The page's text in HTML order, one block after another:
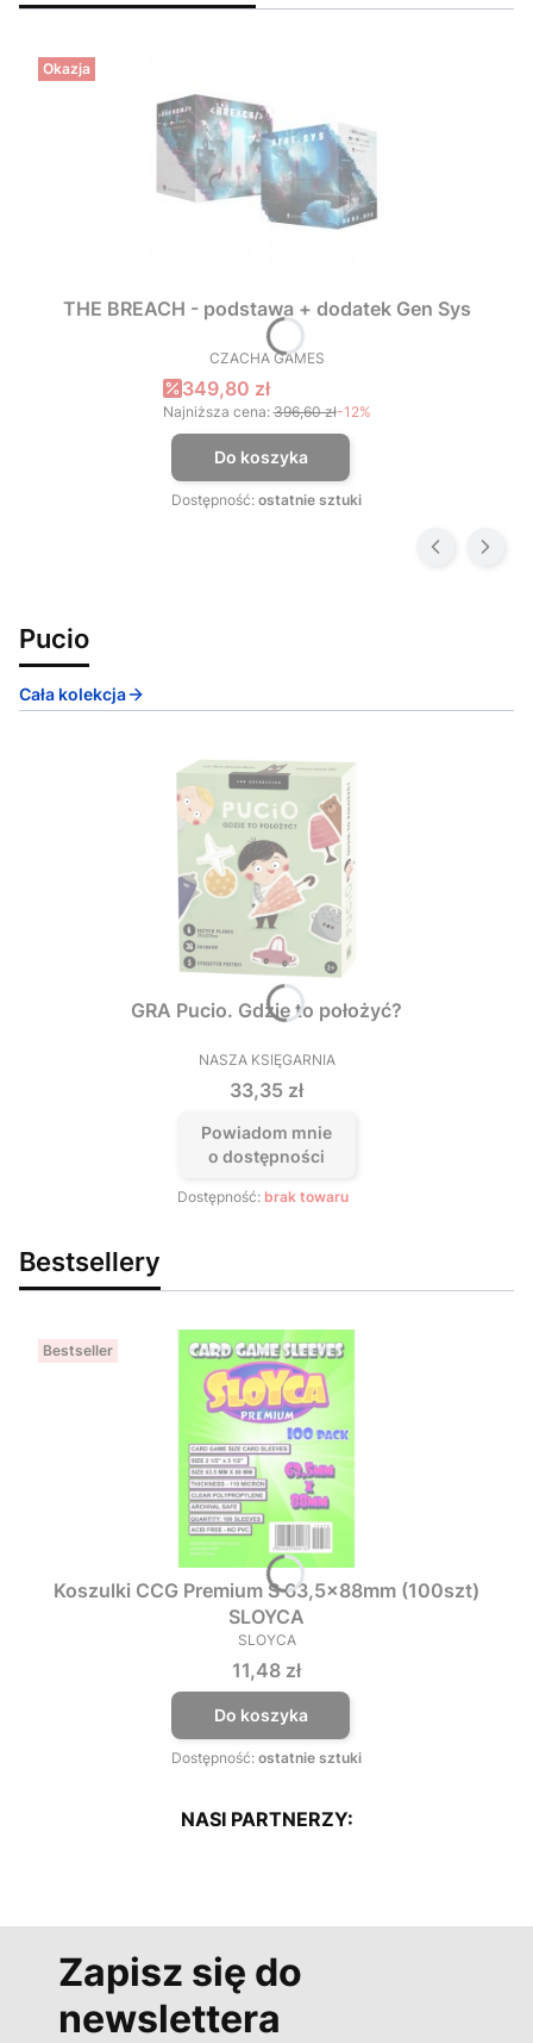
Okazja
THE BREACH - podstawa + dodatek Gen Sys
PRODUCENT
CZACHA GAMES
Cena promocyjna
349,80 zł
Najniższa cena: 396,60 zł-12%
Do koszyka
Dostępność: ostatnie sztuki
Pucio
Cała kolekcja
GRA Pucio. Gdzie to położyć?
PRODUCENT
NASZA KSIĘGARNIA
Cena
33,35 zł
Powiadom mnie
o dostępności
Dostępność: brak towaru
Bestsellery
Bestseller
Koszulki CCG Premium S 63,5x88mm (100szt)
SLOYCA
PRODUCENT
SLOYCA
Cena
11,48 zł
Do koszyka
Dostępność: ostatnie sztuki
NASI PARTNERZY:
Zapisz się do
newslettera